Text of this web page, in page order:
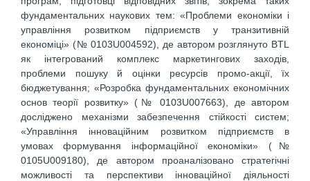
фундаментальних наукових тем: «Проблеми економіки і
управління розвитком підприємств у транзитивній
економіці» (№ 0103U004592), де автором розглянуто BTL
як інтегрований комплекс маркетингових заходів,
проблеми пошуку й оцінки ресурсів промо-акції, їх
бюджетування; «Розробка фундаментальних економічних
основ теорії розвитку» (№ 0103U007663), де автором
досліджено механізми забезпечення стійкості систем;
«Управління інноваційним розвитком підприємств в
умовах формування інформаційної економіки» (№
0105U009180), де автором проаналізовано стратегічні
можливості та перспективи інноваційної діяльності